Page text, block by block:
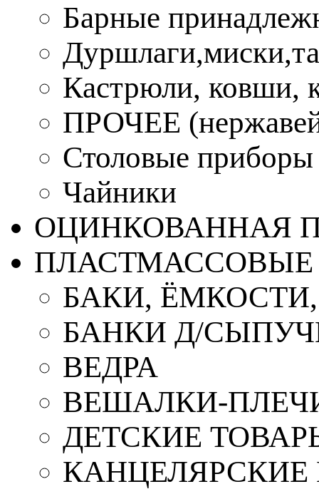
Барные
Кастрюли, ковши,
ПРОЧЕЕ
Столовые приборы
Чайники
ОЦИНКОВАННАЯ
ПЛАСТМАССОВЫЕ
БАКИ,
БАНКИ Д/
ВЕДРА
ВЕШАЛКИ-
ДЕТСКИЕ